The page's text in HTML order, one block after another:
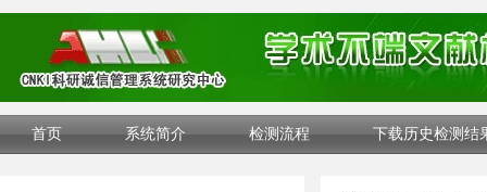
首页 系统简介 检测流程 下载历史检测结